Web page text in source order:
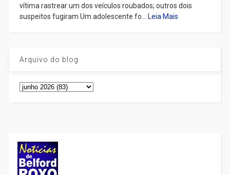
vítima rastrear um dos veículos roubados; outros dois
suspeitos fugiram Um adolescente fo... Leia Mais
Arquivo do blog